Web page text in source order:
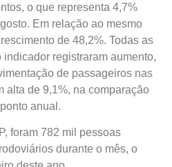
o que representa 4,7%
Em relação ao mesmo
de 48,2%. Todas as
registraram aumento,
de passageiros nas
alta de 9,1%, na comparação
anual.
foram 782 mil pessoas
durante o mês, o